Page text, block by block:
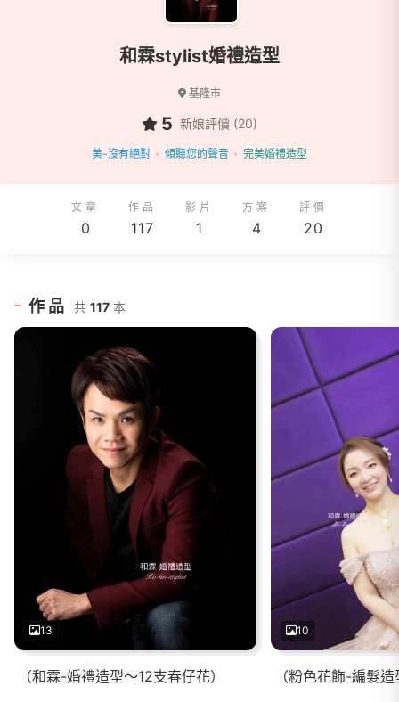
和霖stylist婚禮造型
基隆市
5 新娘評價 (20)
美-沒有絕對 傾聽您的聲音 完美婚禮造型
文章
0
作品
117
影片
1
方案
4
評價
20
作品 共 117 本
13
（和霖-婚禮造型～12支春仔花）
10
（粉色花飾-編髮